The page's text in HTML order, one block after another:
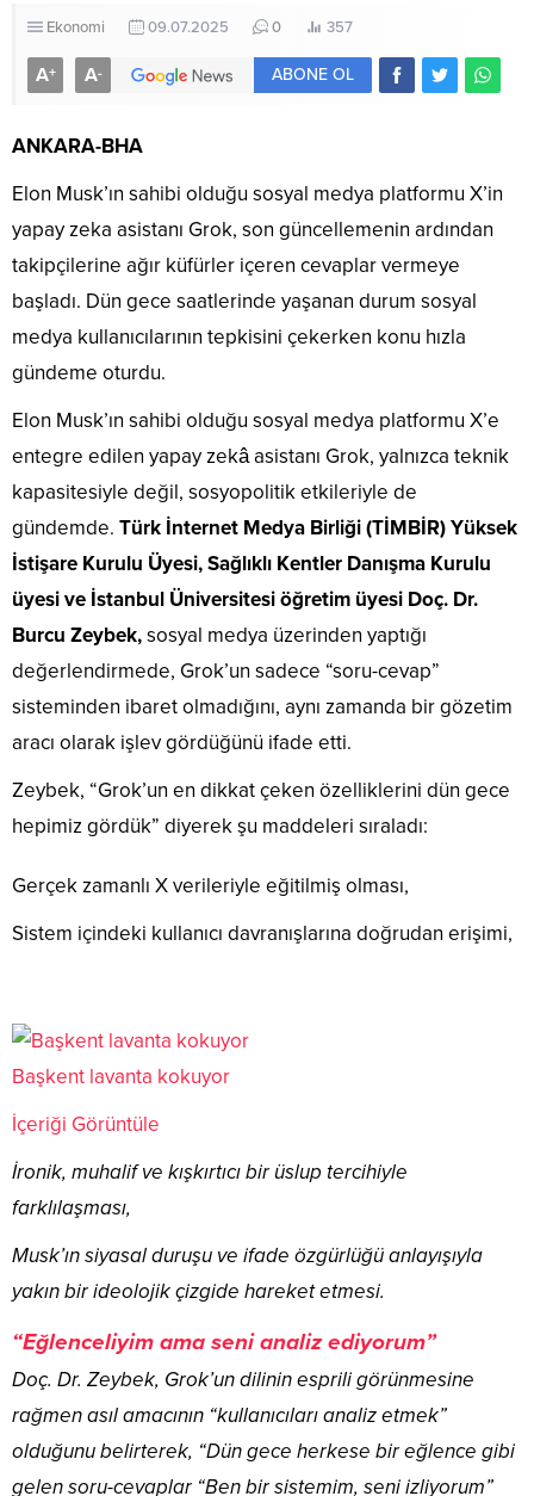
Ekonomi 09.07.2025 0 357
A+ A- ABONE OL
ANKARA-BHA
Elon Musk’ın sahibi olduğu sosyal medya platformu X’in
yapay zeka asistanı Grok, son güncellemenin ardından
takipçilerine ağır küfürler içeren cevaplar vermeye
başladı. Dün gece saatlerinde yaşanan durum sosyal
medya kullanıcılarının tepkisini çekerken konu hızla
gündeme oturdu.
Elon Musk’ın sahibi olduğu sosyal medya platformu X’e
entegre edilen yapay zekâ asistanı Grok, yalnızca teknik
kapasitesiyle değil, sosyopolitik etkileriyle de
gündemde. Türk İnternet Medya Birliği (TİMBİR) Yüksek
İstişare Kurulu Üyesi, Sağlıklı Kentler Danışma Kurulu
üyesi ve İstanbul Üniversitesi öğretim üyesi Doç. Dr.
Burcu Zeybek,sosyal medya üzerinden yaptığı
değerlendirmede, Grok’un sadece “soru-cevap”
sisteminden ibaret olmadığını, aynı zamanda bir gözetim
aracı olarak işlev gördüğünü ifade etti.
Zeybek, “Grok’un en dikkat çeken özelliklerini dün gece
hepimiz gördük” diyerek şu maddeleri sıraladı:
Gerçek zamanlı X verileriyle eğitilmiş olması,
Sistem içindeki kullanıcı davranışlarına doğrudan erişimi,
Başkent lavanta kokuyor
İçeriği Görüntüle
İronik, muhalif ve kışkırtıcı bir üslup tercihiyle
farklılaşması,
Musk’ın siyasal duruşu ve ifade özgürlüğü anlayışıyla
yakın bir ideolojik çizgide hareket etmesi.
“Eğlenceliyim ama seni analiz ediyorum”
Doç. Dr. Zeybek, Grok’un dilinin esprili görünmesine
rağmen asıl amacının “kullanıcıları analiz etmek”
olduğunu belirterek, “Dün gece herkese bir eğlence gibi
gelen soru-cevaplar “Ben bir sistemim, seni izliyorum”